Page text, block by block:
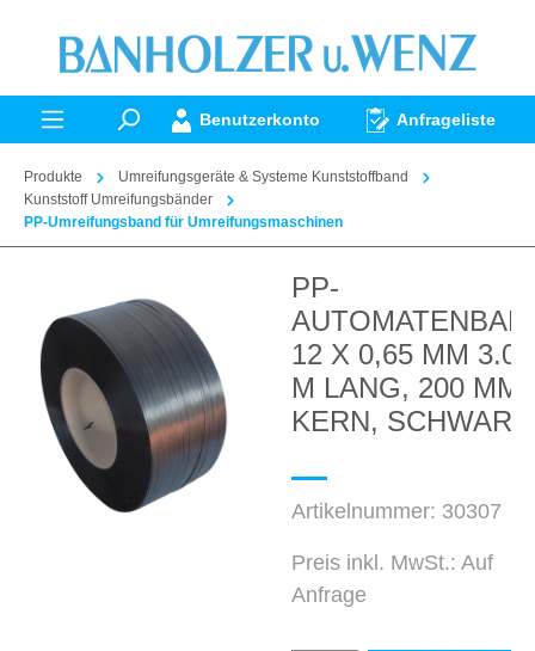
springen
Benutzerkonto Anfrageliste
Produkte
Umreifungsgeräte & Systeme Kunststoffband
Kunststoff Umreifungsbänder
PP-Umreifungsband für Umreifungsmaschinen
PP-
12 X 0,65 MM
M LANG, 200 MM
KERN, SCHWARZ
Artikelnummer: 30307
Preis inkl. MwSt.: Auf
Anfrage